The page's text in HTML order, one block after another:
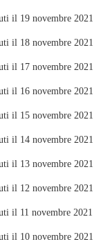
il 19 novembre 2021
il 18 novembre 2021
il 17 novembre 2021
il 16 novembre 2021
il 15 novembre 2021
il 14 novembre 2021
il 13 novembre 2021
il 12 novembre 2021
il 11 novembre 2021
il 10 novembre 2021